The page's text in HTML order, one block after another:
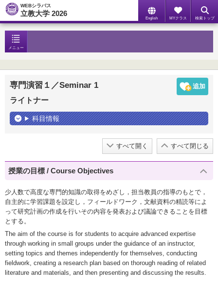
WEBシラバス
立教大学 2026
English MYクラス 検索トップ
メニュー
専門演習１／Seminar 1
ライトナー
科目情報
すべて開く すべて閉じる
授業の目標 / Course Objectives
少人数で高度な専門的知識の取得をめざし，担当教員の指導のもとで，
自主的に学習課題を設定し，フィールドワーク，文献資料の精読等によ
って研究計画の作成を行いその内容を発表および議論できることを目標
とする。
The aim of the course is for students to acquire advanced expertise
through working in small groups under the guidance of an instructor,
setting topics and themes independently for themselves, conducting
fieldwork, creating a research plan based on thorough reading of related
literature and materials, and then presenting and discussing the results.